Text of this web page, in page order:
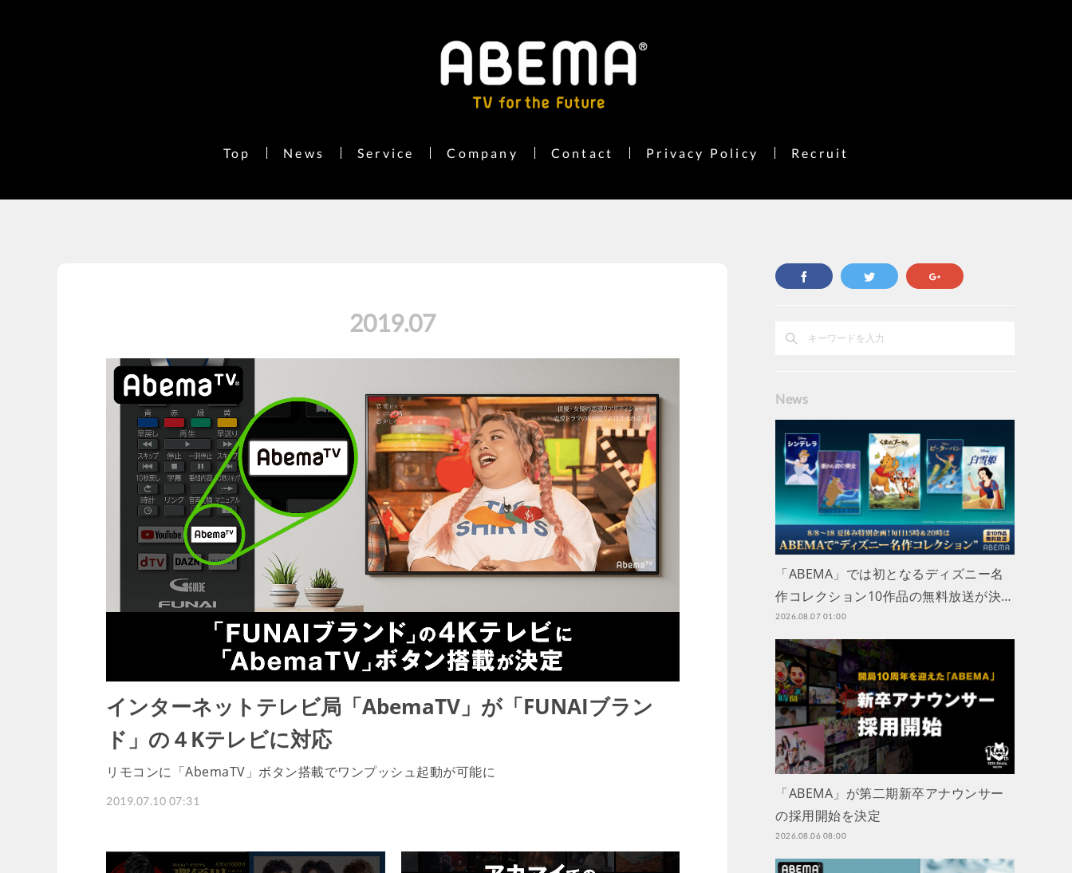
Top News Service Company Contact Privacy Policy Recruit
2019.07
インターネットテレビ局「AbemaTV」が「FUNAIブラン
ド」の４Kテレビに対応
リモコンに「AbemaTV」ボタン搭載でワンプッシュ起動が可能に
2019.07.10 07:31
News
「ABEMA」では初となるディズニー名
作コレクション10作品の無料放送が決…
2026.08.07 01:00
「ABEMA」が第二期新卒アナウンサー
の採用開始を決定
2026.08.06 08:00